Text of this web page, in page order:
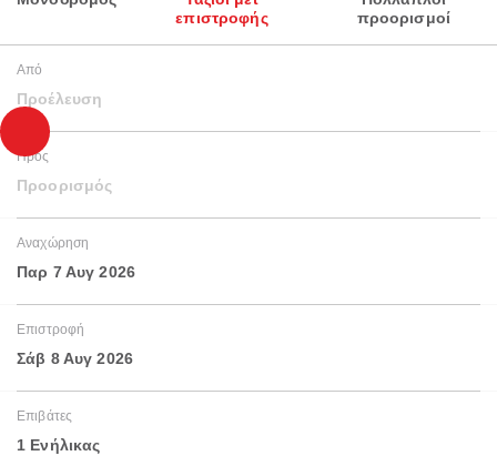
επιστροφής
προορισμοί
Από
Προέλευση
Προς
Προορισμός
Αναχώρηση
Παρ 7 Αυγ 2026
Επιστροφή
Σάβ 8 Αυγ 2026
Επιβάτες
1 Ενήλικας